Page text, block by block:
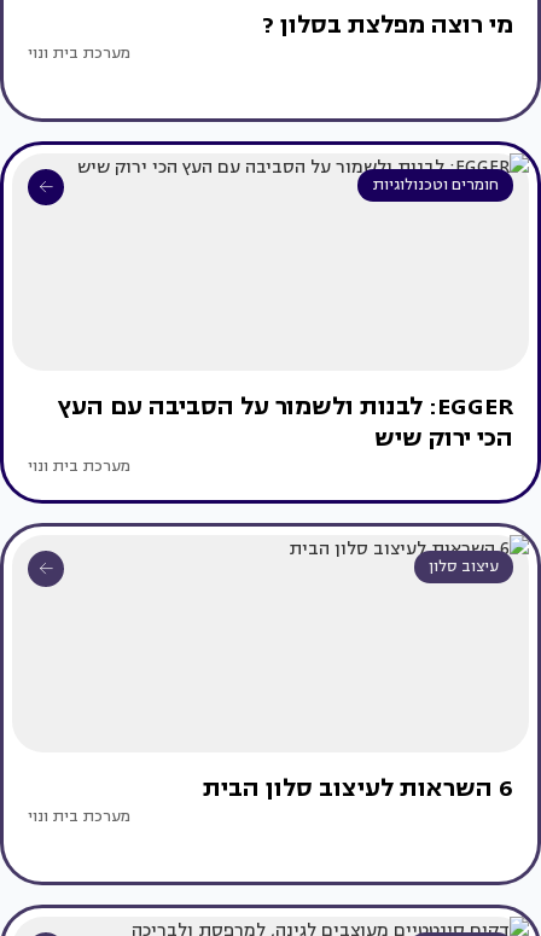
מי רוצה מפלצת בסלון ?
מערכת בית ונוי
חומרים וטכנולוגיות
EGGER: לבנות ולשמור על הסביבה עם העץ
הכי ירוק שיש
מערכת בית ונוי
עיצוב סלון
6 השראות לעיצוב סלון הבית
מערכת בית ונוי